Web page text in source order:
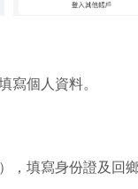
寫個人資料。
，填寫身份證及回鄉